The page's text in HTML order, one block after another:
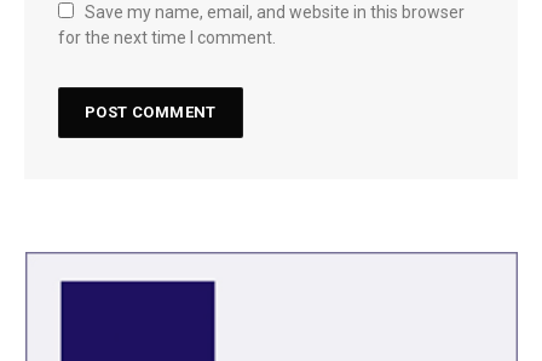
Save my name, email, and website in this browser
for the next time I comment.